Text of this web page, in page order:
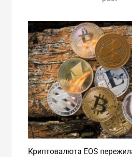
Криптовалюта EOS